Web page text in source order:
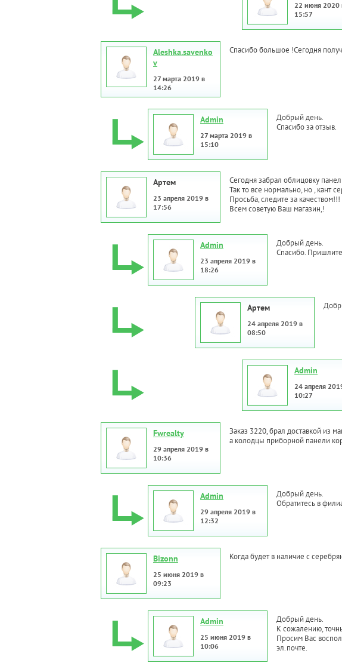
22 июня 2020
15:57
Aleshka.savenko
v
27 марта 2019 в
14:26
Спасибо большое !Сегодня
Admin
27 марта 2019 в
15:10
Добрый день.
Спасибо за отзыв.
Артем
23 апреля 2019 в
17:56
Сегодня забрал облицовку
Так то все нормально, но , кант
Просьба, следите за качеством!!!
Всем советую Ваш магазин,!
Admin
23 апреля 2019 в
18:26
Добрый день.
Спасибо.
Артем
24 апреля 2019 в
08:50
Admin
24 апреля
10:27
Fwrealty
29 апреля 2019 в
10:36
Заказ 3220, брал доставкой из
а колодцы приборной панели
Admin
29 апреля 2019 в
12:32
Добрый день.
Обратитесь в
Bizonn
25 июня 2019 в
09:23
Когда будет в наличие с
Admin
25 июня 2019 в
10:06
Добрый день.
К сожалению,
Просим Вас
эл.почте.